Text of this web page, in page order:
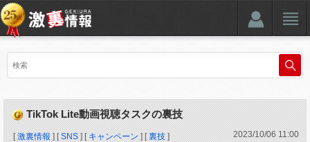
TikTok Lite動画視聴タスクの裏技
[激裏情報 ] [SNS ] [ キャンペーン ] [裏技 ] 2023/10/06 11:00